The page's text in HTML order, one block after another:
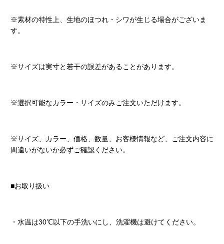
※素材の特性上、生地のほつれ・シワが生じる場合がございま
す。
※サイズは実寸と若干の誤差があることがあります。
※選択可能なカラー・サイズのみご注文いただけます。
※サイズ、カラー、価格、数量、お客様情報など、ご注文内容に
間違いがないか必ずご確認ください。
■お取り扱い
・水温は30℃以下の手洗いにし、洗濯機は避けてください。